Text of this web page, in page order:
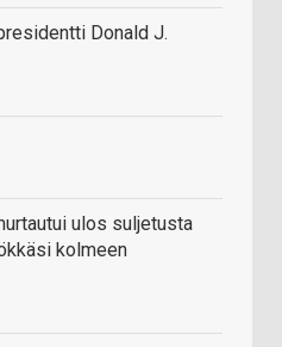
Donald J.
ulos suljetusta
kolmeen